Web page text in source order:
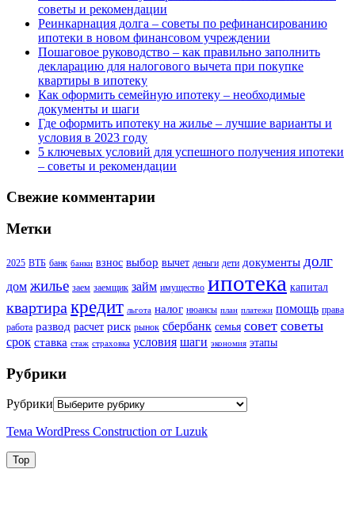
советы и рекомендации
Реинкарнация долга – советы по рефинансированию
ипотеки в новом финансовом учреждении
Пошаговое руководство – как правильно заполнить
декларацию для налогового вычета при покупке
квартиры в ипотеку
Как оформить семейную ипотеку – необходимые
документы и шаги
Где оформить ипотеку на жилье – лучшие варианты и
условия в 2023 году
5 ключевых условий для успешного получения ипотеки
– советы и рекомендации
Свежие комментарии
Метки
2025 ВТБ банк банки взнос выбор вычет деньги дети документы долг
дом жилье заем заемщик займ имущество ипотека капитал
квартира кредит льгота налог нюансы план платежи помощь права
работа развод расчет риск рынок сбербанк семья совет советы
срок ставка стаж страховка условия шаги экономия этапы
Рубрики
Рубрики
Тема WordPress Construction от Luzuk
Top